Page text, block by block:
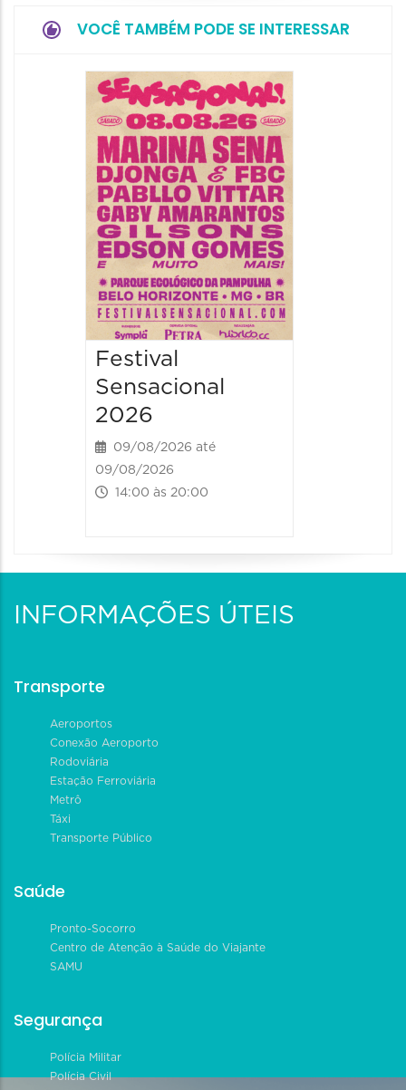
VOCÊ TAMBÉM PODE SE INTERESSAR
Festival
Sensacional
2026
09/08/2026 até
09/08/2026
14:00 às 20:00
INFORMAÇÕES ÚTEIS
Transporte
Aeroportos
Conexão Aeroporto
Rodoviária
Estação Ferroviária
Metrô
Táxi
Transporte Público
Saúde
Pronto-Socorro
Centro de Atenção à Saúde do Viajante
SAMU
Segurança
Polícia Militar
Polícia Civil